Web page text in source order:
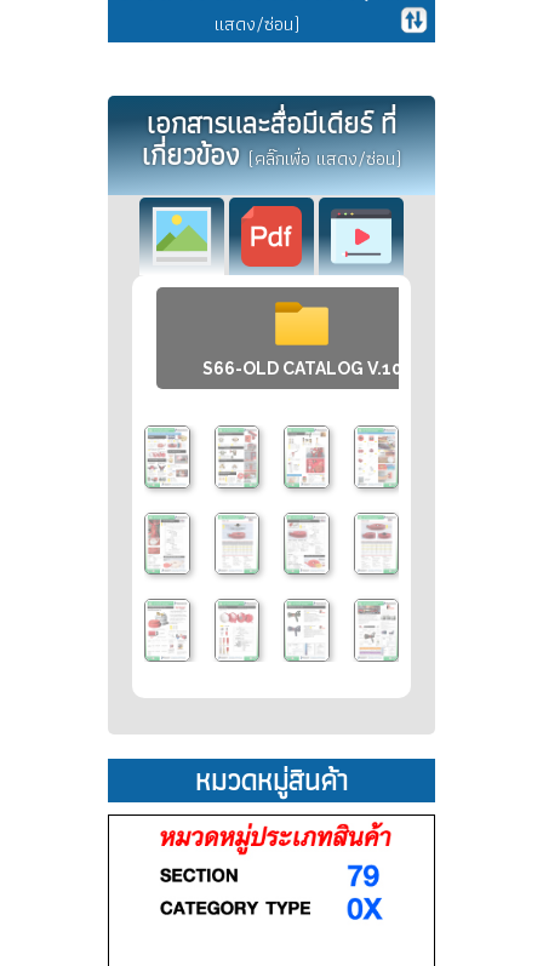
แสดง/ซ่อน)
เอกสารและสื่อมีเดียร์ ที่
เกี่ยวข้อง(คลิ๊กเพื่อ แสดง/ซ่อน)
S66-OLD CATALOG V.10
หมวดหมู่สินค้า